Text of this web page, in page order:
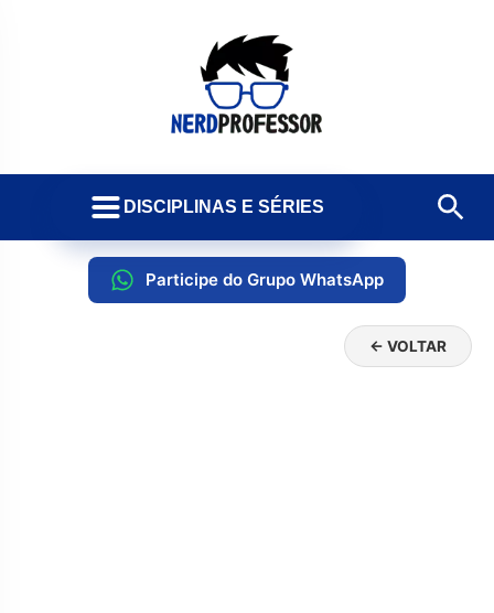
DISCIPLINAS E SÉRIES
Participe do Grupo WhatsApp
← VOLTAR